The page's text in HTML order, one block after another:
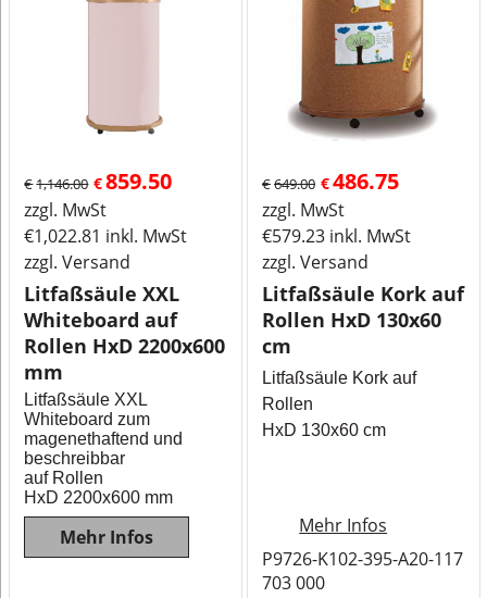
€1,146.00 €859.50
zzgl. MwSt
€1,022.81 inkl. MwSt
zzgl. Versand
Litfaßsäule XXL
Whiteboard auf
Rollen HxD 2200x600
mm
Litfaßsäule XXL
Whiteboard zum
magenethaftend und
beschreibbar
auf Rollen
HxD 2200x600 mm
Mehr Infos
€649.00 €486.75
zzgl. MwSt
€579.23 inkl. MwSt
zzgl. Versand
Litfaßsäule Kork auf
Rollen HxD 130x60
cm
Litfaßsäule Kork auf
Rollen
HxD 130x60 cm
Mehr Infos
P9726-K102-395-A20-117
703 000